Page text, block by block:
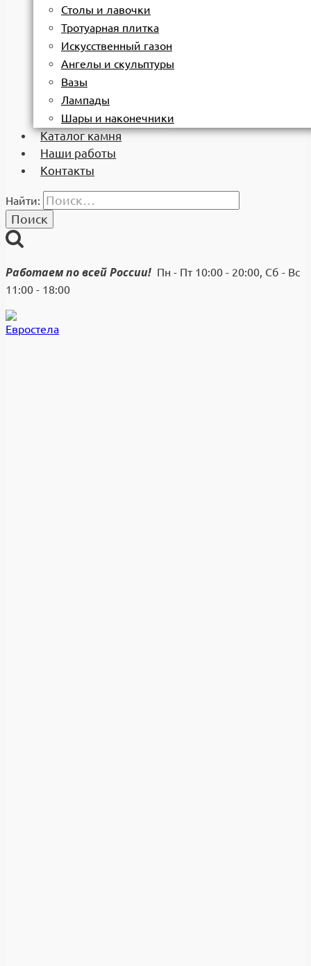
Столы и лавочки
Тротуарная плитка
Искусственный газон
Ангелы и скульптуры
Вазы
Лампады
Шары и наконечники
Каталог камня
Наши работы
Контакты
Найти:
Работаем по всей России! Пн - Пт 10:00 - 20:00, Сб - Вс
11:00 - 18:00